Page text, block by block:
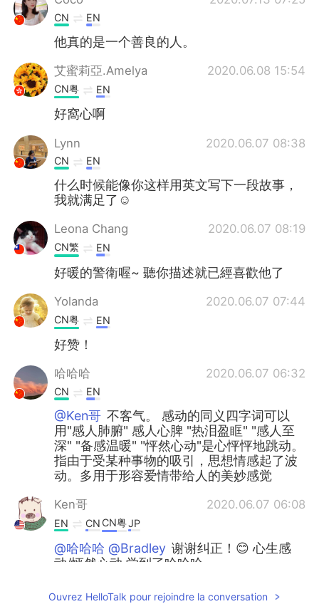
CN EN
他真的是一个善良的人。
艾蜜莉亞.Amelya 2020.06.08 15:54
CN粤 EN
好窩心啊
Lynn 2020.06.07 08:38
CN EN
什么时候能像你这样用英文写下一段故事，
我就满足了☺
Leona Chang 2020.06.07 08:19
CN繁 EN
好暖的警衛喔~ 聽你描述就已經喜歡他了
Yolanda 2020.06.07 07:44
CN粤 EN
好赞！
哈哈哈 2020.06.07 06:32
CN EN
@Ken哥 不客气。 感动的同义四字词可以
用"感人肺腑" 感人心脾 "热泪盈眶" "感人至
深" "备感温暖" "怦然心动"是心怦怦地跳动。
指由于受某种事物的吸引，思想情感起了波
动。多用于形容爱情带给人的美妙感觉
Ken哥 2020.06.07 06:08
EN CN CN粤JP
@哈哈哈 @Bradley 谢谢纠正！😊 心生感
动/怦然心动 学到了哈哈哈
Bradley 2020.06.07 06:04
Ouvrez HelloTalk pour rejoindre la conversation